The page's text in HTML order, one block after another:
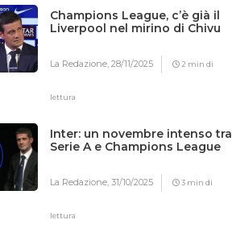
Champions League, c’è già il
Liverpool nel mirino di Chivu
La Redazione,28/11/2025 2 min di
lettura
Inter: un novembre intenso tra
Serie A e Champions League
La Redazione,31/10/2025 3 min di
lettura